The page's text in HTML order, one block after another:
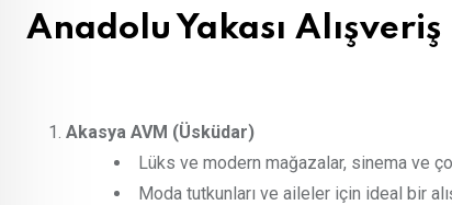
Anadolu Yakası
Akasya AVM (Üsküdar)
Lüks ve modern mağazalar, sinema ve
Moda tutkunları ve aileler için ideal bir